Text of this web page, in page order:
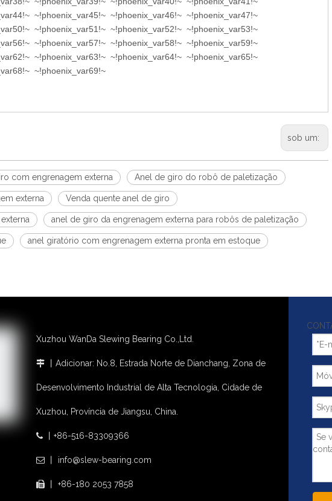
~!phoenix_var45!~ ~!phoenix_var46!~ ~!phoenix_var47!~
~!phoenix_var51!~ ~!phoenix_var52!~ ~!phoenix_var53!~
~!phoenix_var57!~ ~!phoenix_var58!~ ~!phoenix_var59!~
~!phoenix_var63!~ ~!phoenix_var64!~ ~!phoenix_var65!~
~!phoenix_var69!~
sob um:
com engrenagem externa Anel de giro do robô de paletização
externa Venda quente anel de giro
anel de giro da engrenagem externa para robôs de paletização
anel giratório com engrenagem externa pronta em estoque
Xuzhou WanDa Slewing Bearing Co.,Ltd.
 丨Adicionar: No.8, Estrada Norte de Dianchang, Zona de
Desenvolvimento Industrial de Alta Tecnologia, Cidade de
Xuzhou, Província de Jiangsu, China.
 丨+86-516-83309366
 丨 info@slew-bearing.com
 丨 +86-180 2053 7858